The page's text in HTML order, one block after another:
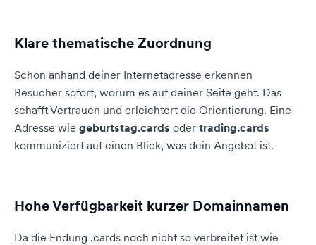
Klare thematische Zuordnung
Schon anhand deiner Internetadresse erkennen
Besucher sofort, worum es auf deiner Seite geht. Das
schafft Vertrauen und erleichtert die Orientierung. Eine
Adresse wie geburtstag.cards oder trading.cards
kommuniziert auf einen Blick, was dein Angebot ist.
Hohe Verfügbarkeit kurzer Domainnamen
Da die Endung .cards noch nicht so verbreitet ist wie